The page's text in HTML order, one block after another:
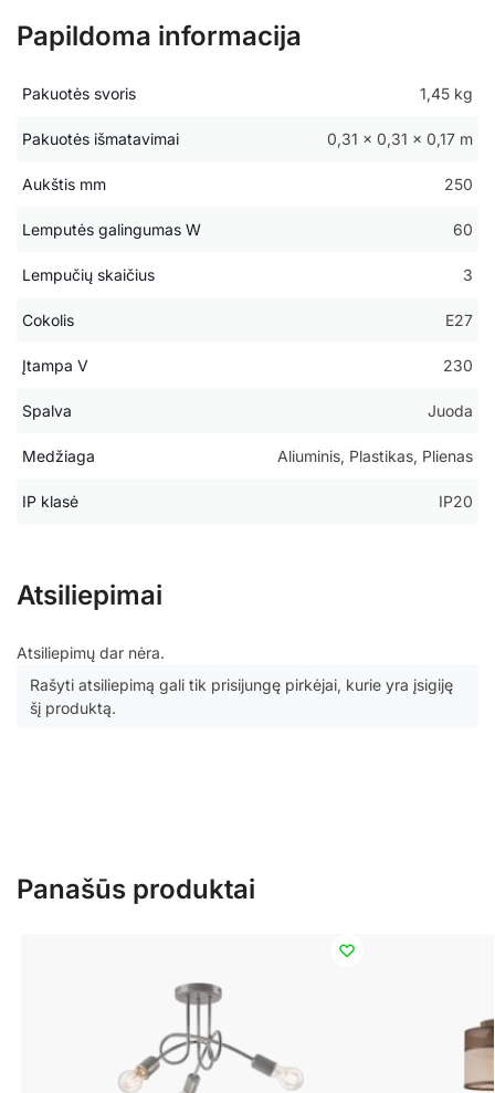
Papildoma informacija
Pakuotės svoris 1,45 kg
Pakuotės išmatavimai 0,31 × 0,31 × 0,17 m
Aukštis mm 250
Lemputės galingumas W 60
Lempučių skaičius 3
Cokolis E27
Įtampa V 230
Spalva Juoda
Medžiaga Aliuminis, Plastikas, Plienas
IP klasė IP20
Atsiliepimai
Atsiliepimų dar nėra.
Rašyti atsiliepimą gali tik prisijungę pirkėjai, kurie yra įsigiję
šį produktą.
Panašūs produktai